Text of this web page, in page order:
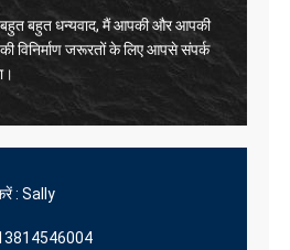
बहुत धन्यवाद, मैं आपकी और आपकी
विनिर्माण जरूरतों के लिए आपसे संपर्क
: Sally